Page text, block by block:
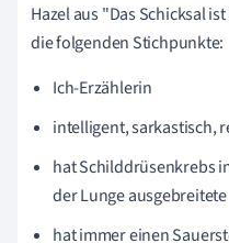
Hazel aus "Das Schicksal
die folgenden Stichpunkte:
Ich-Erzählerin
intelligent, sarkastisch,
hat Schilddrüsenkrebs
der Lunge ausgebreitete
hat immer einen